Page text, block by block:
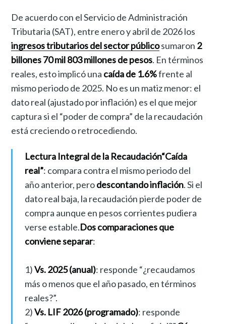
De acuerdo con el Servicio de Administración
Tributaria (SAT), entre enero y abril de 2026 los
ingresos tributarios del sector públicosumaron 2
billones 70 mil 803 millones de pesos. En términos
reales, esto implicó una caída de 1.6%frente al
mismo periodo de 2025. No es un matiz menor: el
dato real (ajustado por inflación) es el que mejor
captura si el “poder de compra” de la recaudación
está creciendo o retrocediendo.
Lectura Integral de la Recaudación“Caída
real”: compara contra el mismo periodo del
año anterior, perodescontando inflación. Si el
dato real baja, la recaudación pierde poder de
compra aunque en pesos corrientes pudiera
verse estable.Dos comparaciones que
conviene separar:
1)Vs. 2025 (anual): responde “¿recaudamos
más o menos que el año pasado, en términos
reales?”.
2)Vs. LIF 2026 (programado): responde